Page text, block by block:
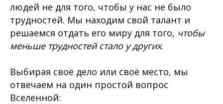
людей не для того, чтобы у нас не было
трудностей. Мы находим свой талант и
решаемся отдать его миру для того, чтобы
меньше трудностей стало у других.
Выбирая своё дело или своё место, мы
отвечаем на один простой вопрос
Вселенной: